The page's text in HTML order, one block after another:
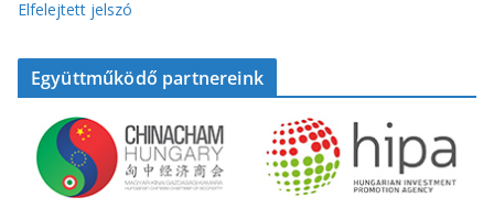
Elfelejtett jelszó
Együttműködő partnereink